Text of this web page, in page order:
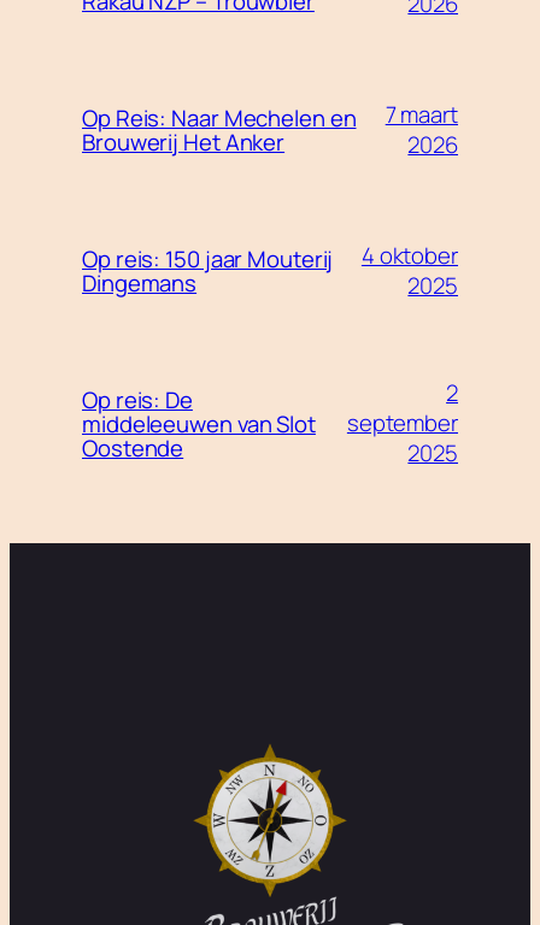
Op Reis: Naar Mechelen en
Brouwerij Het Anker
7 maart
2026
Op reis: 150 jaar Mouterij
Dingemans
4 oktober
2025
Op reis: De
middeleeuwen van Slot
Oostende
2
september
2025